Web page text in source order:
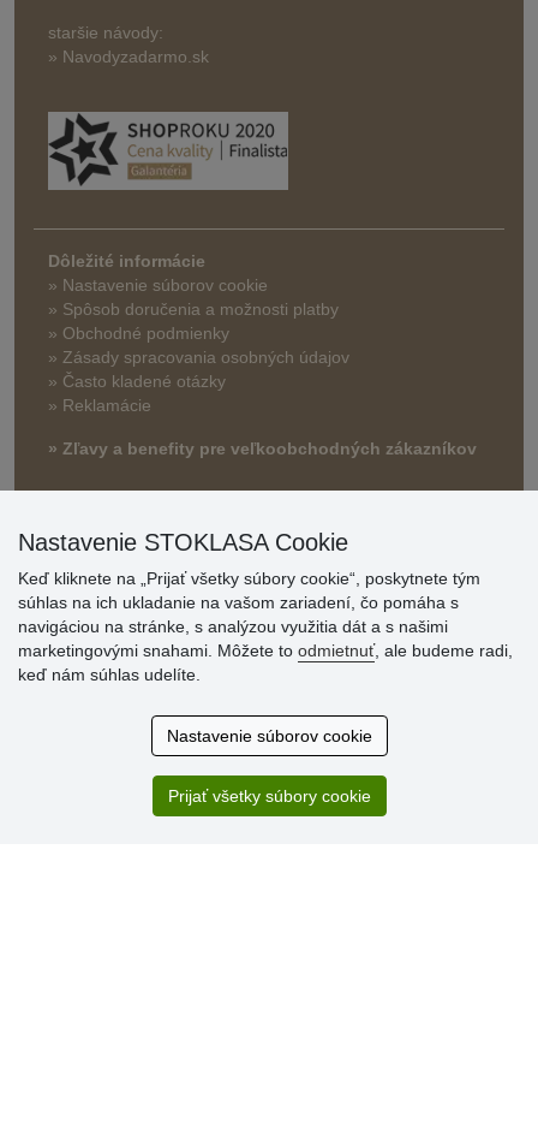
staršie návody:
» Navodyzadarmo.sk
Dôležité informácie
» Nastavenie súborov cookie
» Spôsob doručenia a možnosti platby
» Obchodné podmienky
» Zásady spracovania osobných údajov
» Často kladené otázky
» Reklamácie
» Zľavy a benefity pre veľkoobchodných zákazníkov
Hodnotenia
Nastavenie STOKLASA Cookie
Keď kliknete na „Prijať všetky súbory cookie“, poskytnete tým
súhlas na ich ukladanie na vašom zariadení, čo pomáha s
navigáciou na stránke, s analýzou využitia dát a s našimi
marketingovými snahami. Môžete to odmietnuť, ale budeme radi,
keď nám súhlas udelíte.
Nastavenie súborov cookie
Prijať všetky súbory cookie